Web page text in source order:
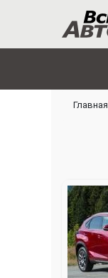
Главная